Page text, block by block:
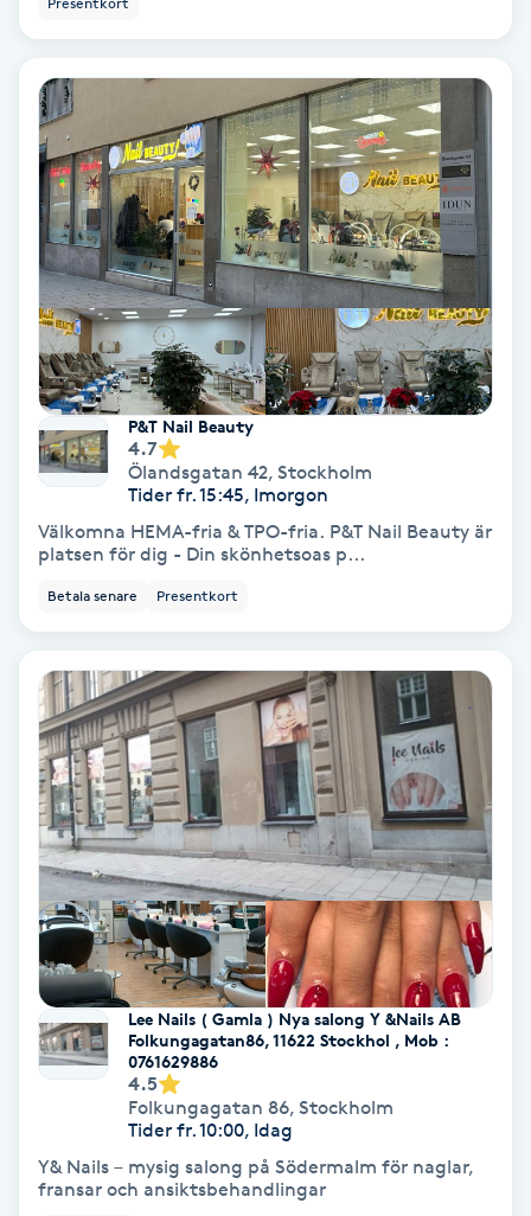
Babylights
Balayage
Bambumassage
Barber
Barnklippning
BIAB
Brynfärgning
Brynplockning
Bröllopsuppsättning
Celluliter
Coachning
Color correction
P&T Nail Beauty
4.7
Ölandsgatan 42, Stockholm
Tider fr. 15:45, Imorgon
Välkomna HEMA-fria & TPO-fria. P&T Nail Beauty är
platsen för dig - Din skönhetsoas p...
Betala senare Presentkort
Lee Nails ( Gamla ) Nya salong Y &Nails AB
Folkungagatan86, 11622 Stockhol , Mob :
0761629886
4.5
Folkungagatan 86, Stockholm
Tider fr. 10:00, Idag
Y& Nails – mysig salong på Södermalm för naglar,
fransar och ansiktsbehandlingar